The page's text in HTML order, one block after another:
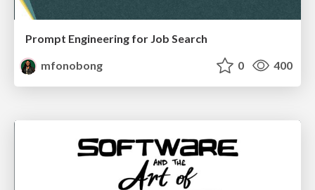
Prompt Engineering for Job Search
mfonobong
0 400